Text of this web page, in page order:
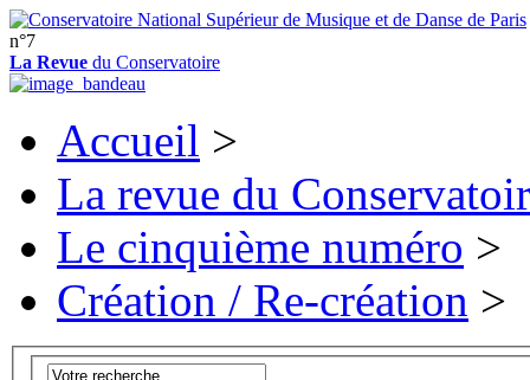
n°7
La Revue du Conservatoire
Accueil >
La revue du
Le cinquième numéro >
Création / Re-création >